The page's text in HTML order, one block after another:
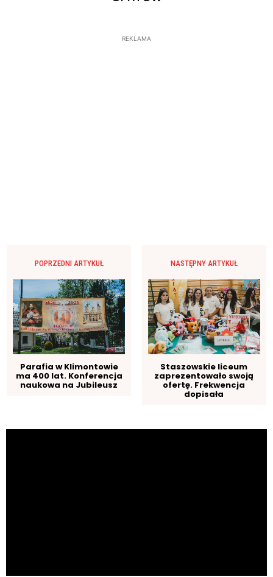
REKLAMA
POPRZEDNI ARTYKUŁ
Parafia w Klimontowie
ma 400 lat. Konferencja
naukowa na Jubileusz
NASTĘPNY ARTYKUŁ
Staszowskie liceum
zaprezentowało swoją
ofertę. Frekwencja
dopisała